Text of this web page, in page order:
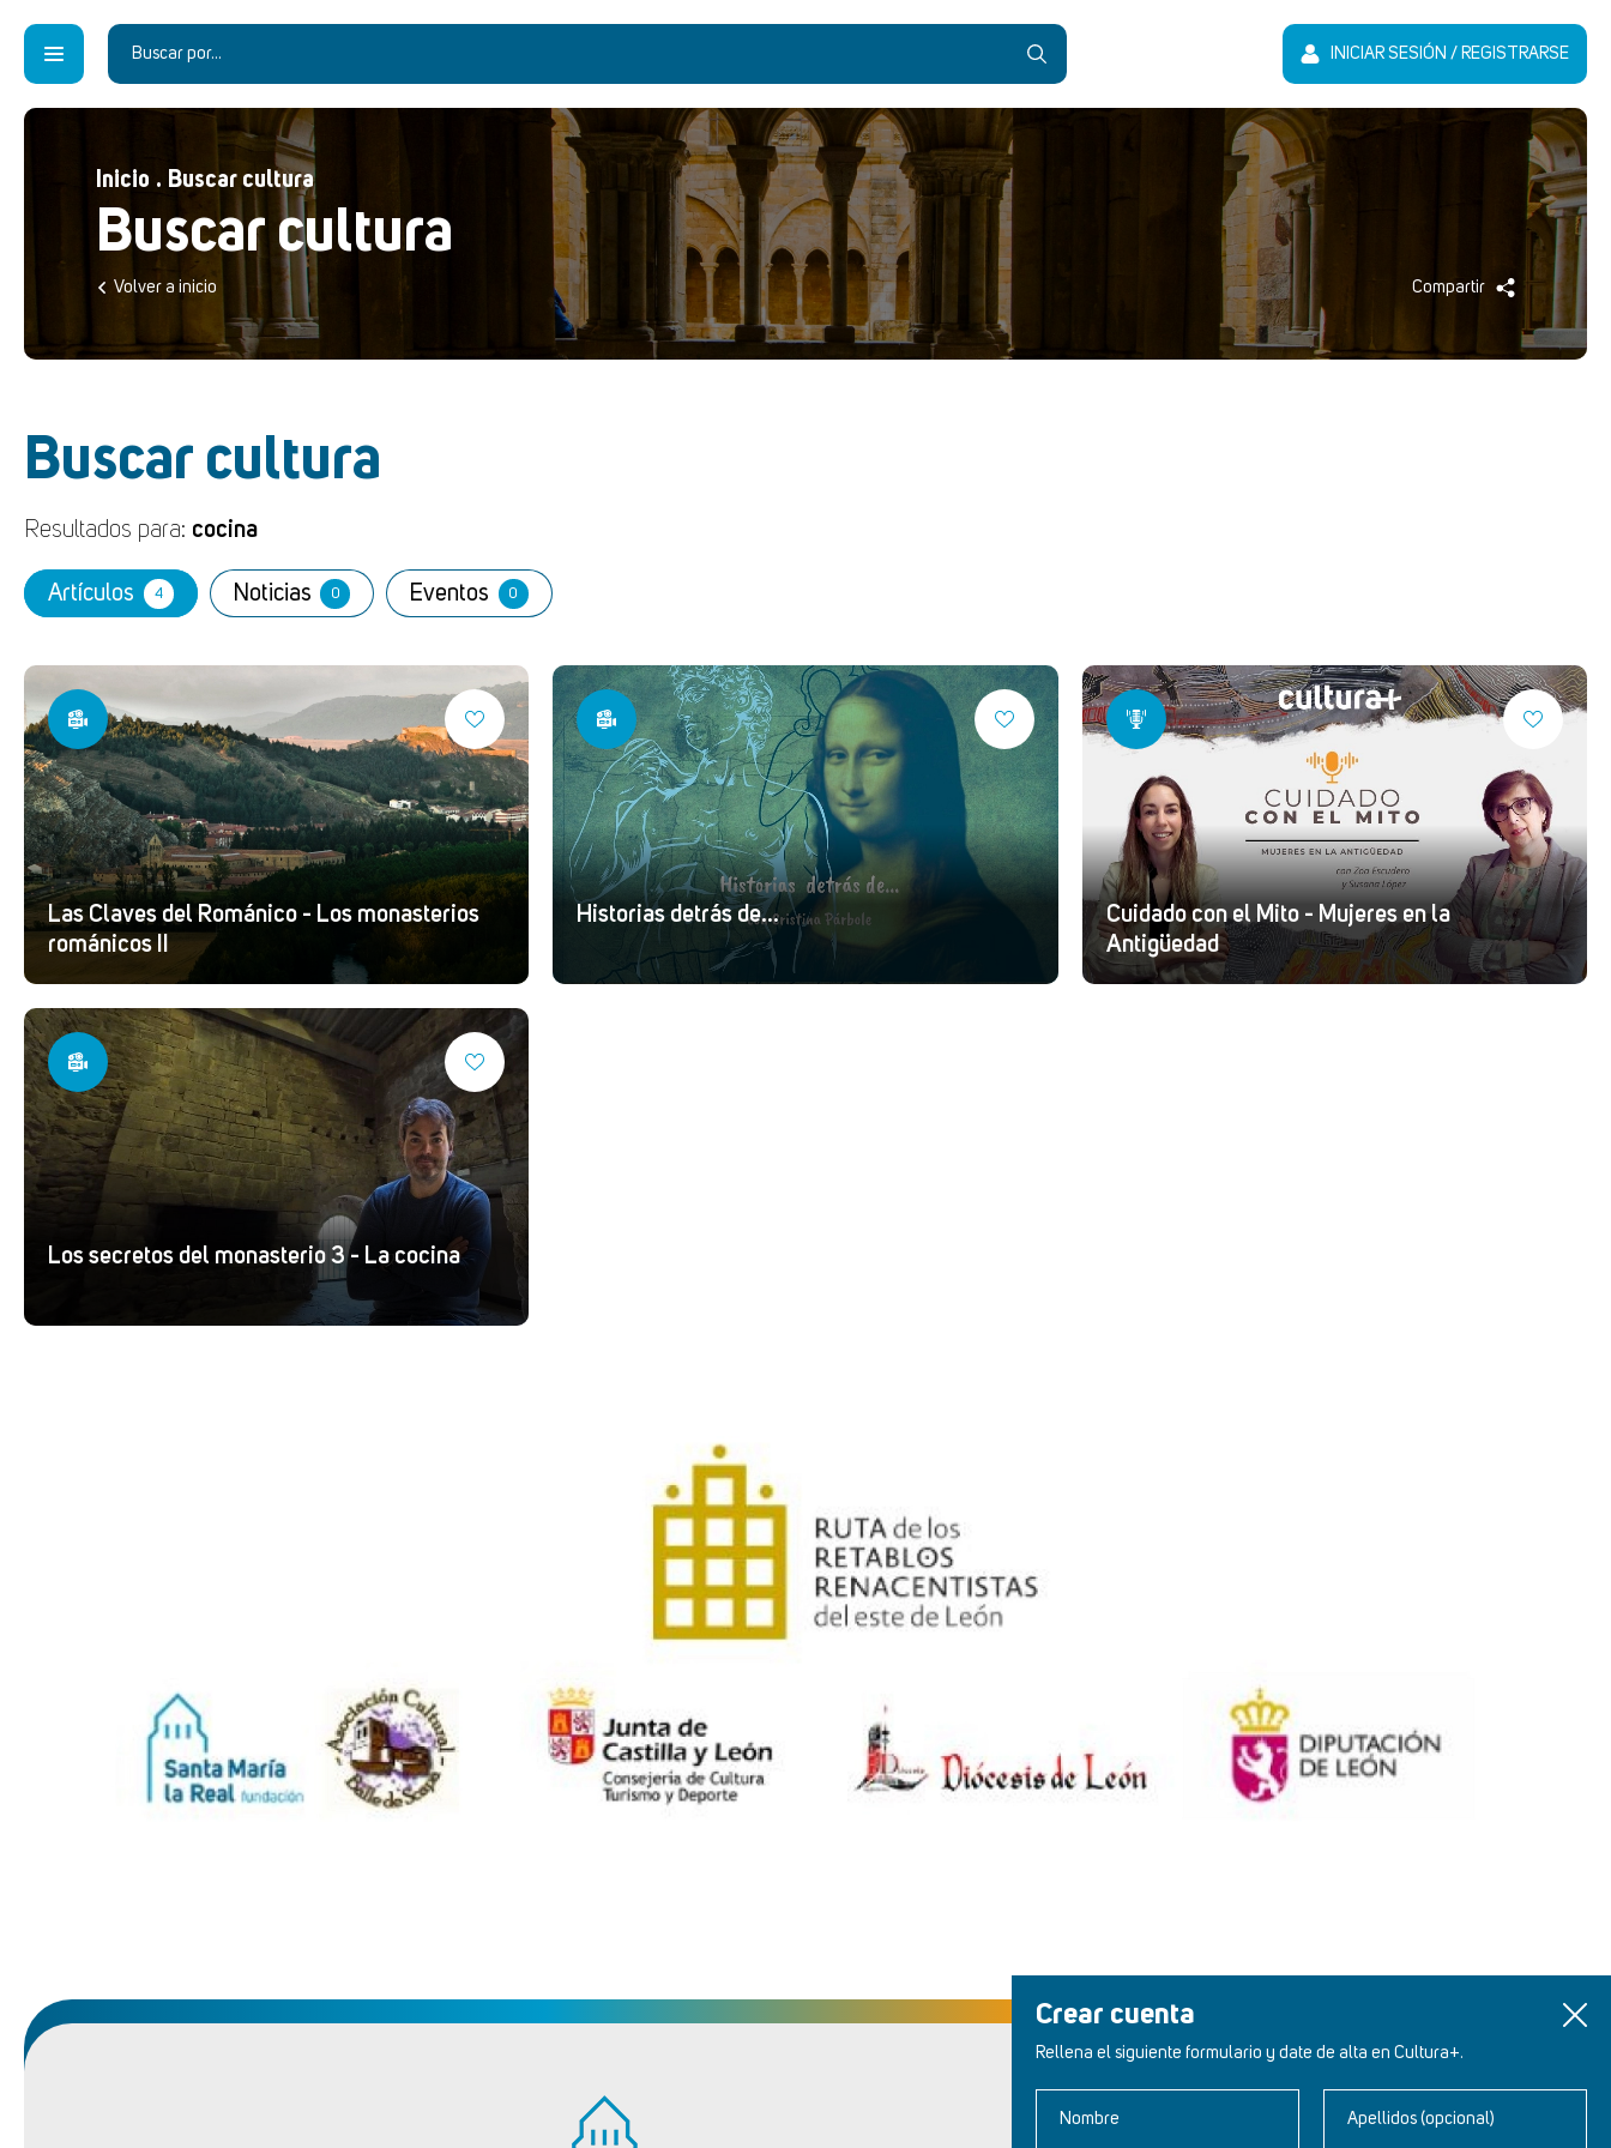
Crear cuenta
Rellena el siguiente formulario y date de alta en Cultura+.
Nombre Apellidos (opcional)
INICIAR SESIÓN / REGISTRARSE
Inicio . Buscar cultura
Buscar cultura
Volver a inicio Compartir
Buscar cultura
Resultados para: cocina
Artículos 4 Noticias 0 Eventos 0
Las Claves del Románico - Los monasterios
románicos II
Historias detrás de...
Cuidado con el Mito - Mujeres en la
Antigüedad
Los secretos del monasterio 3 - La cocina